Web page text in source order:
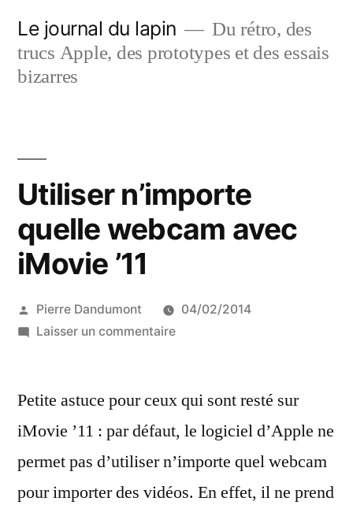
contenu
Le journal du lapin
Du rétro, des
trucs Apple, des prototypes et des essais
bizarres
Utiliser n’importe
quelle webcam avec
iMovie ’11
Publié
par
Pierre Dandumont
04/02/2014
Laisser un commentairesur
quelle
avec
iMovie
Petite astuce pour ceux qui sont resté sur
iMovie ’11 : par défaut, le logiciel d’Apple ne
permet pas d’utiliser n’importe quel webcam
pour importer des vidéos. En effet, il ne prend